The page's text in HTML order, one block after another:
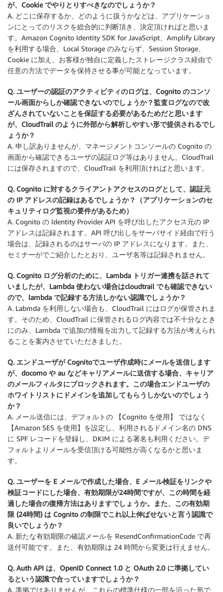
が、Cookie でやりとりすべきなのでしょうか？
A. どこに保存するか、どのように扱うかなどは、アプリケーショ
ンにとってのリスクを総合的に判断頂き、決定頂ければと思いま
す。Amazon Cognito Identity SDK for JavaScript、Amplify Library
を利用する場合、Local Storage のみならず、Session Storage、
Cookie に加え、お客様が独自に定義したストレージクラス経由で
任意の方法でデータを保持させる事が可能となっています。
Q. ユーザーの認証のアクティビティのログは、Cognito のコンソ
ール画面からしか確認できないのでしょうか？監査ログなので改
ざんされていないことを保証する必要があるためだと思います
が、CloudTrail のように外部から解析しやすい形で提供されるでし
ょうか？
A. 申し訳ありませんが、マネージメントコンソールの Cognito の
画面から確認できるユーザの認証ログ等はありません。CloudTrail
には保存されますので、CloudTrail を利用頂ければと思います。
Q. Cognito に対するクライアントアクセスのログとして、認証元
の IP アドレスの記録はあるでしょうか？（アプリケーションのセ
キュリティログ監視の要件があるため）
A. Cognito の Identity Provider API を呼び出したアクセス元の IP
アドレスは記録されます。API 呼び出しをサーバサイド経由で行う
場合は、記録されるのはサーバの IP アドレスになります。また、
セミナーがでご紹介したとおり、ユーザ名等は記録されません。
Q. Cognito ログ分析のために、Lambda トリガー連携を話されて
いましたが、Lambda 使わない場合はcloudtrail でも確認できない
ので、lambda で記録する方法しかない認識でしょうか？
A. Labmda を利用しない場合も、CloudTrail にはログが保管されま
す。そのため、CloudTrail に保管されるログ内容では不十分なとき
にのみ、Lambda で追加の情報を出力して記録する方法が考えられ
ることを案内させていただきました。
Q. エンドユーザが Cognitoでユーザ作成時にメールを送信します
が、docomo や au などキャリアメールに送信する場合、キャリア
のメールフィルタにブロックされます。この場合エンドユーザの
ホワイトリストにドメインを追加してもらうしかないのでしょう
か？
A. メール送信には、デフォルトの 【Cognito を使用】 ではなく
【Amazon SES を使用】を設定し、利用されるドメイン名の DNS
に SPF レコードを登録し、DKIM による署名も利用ください。デ
フォルトよりメールを受信頂ける可能性が高くなるかと思いま
す。
Q. ユーザーを E メールで作成した場合、E メール検証をリンクや
検証コードにした場合、有効期限が24時間ですが、この時間を経
過した場合の復帰方法はありますでしょうか。また、この有効期
限 (24時間) は Cognito の制限でこれ以上伸ばせないと言う認識で
良いでしょうか？
A. 新たな有効期限の確認メールを ResendConfirmationCode で再
送付可能です。また、有効期限は 24 時間から変更は行えません。
Q. Auth API は、OpenID Connect 1.0 と OAuth 2.0 に準拠してい
るという認識で合っていますでしょうか？
A. 準拠ではありませんが、これらの標準仕様の一部を沿った形で